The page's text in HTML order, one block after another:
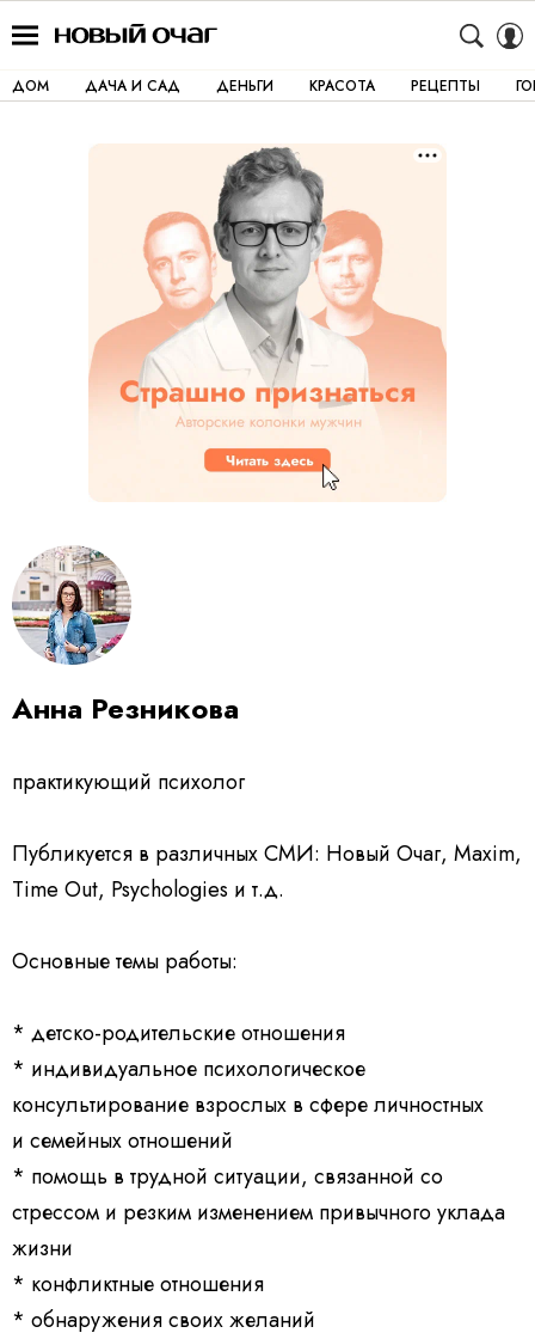
ДОМ ДАЧА И САД ДЕНЬГИ КРАСОТА РЕЦЕПТЫ
Анна Резникова
практикующий психолог
Публикуется в различных СМИ: Новый Очаг, Maxim,
Time Out, Psychologies и т.д.
Основные темы работы:
* детско-родительские отношения
* индивидуальное психологическое
консультирование взрослых в сфере личностных
и семейных отношений
* помощь в трудной ситуации, связанной со
стрессом и резким изменением привычного уклада
жизни
* конфликтные отношения
* обнаружения своих желаний